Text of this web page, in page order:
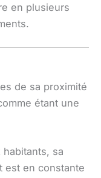
en plusieurs
de sa proximité
étant une
sa
est en constante